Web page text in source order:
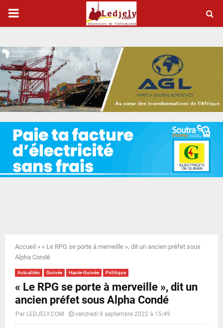
P
I
M
A
R
Y
N
Accueil » « Le RPG se porte à merveille », dit un ancien préfet sous
Alpha Condé
Actualités Guinée Haute-Guinée Politique
« Le RPG se porte à merveille », dit un
ancien préfet sous Alpha Condé
Par LEDJELY.COM vendredi 9 septembre 2022 à 15:49